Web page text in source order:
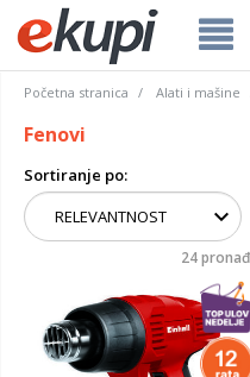
Početna stranica Alati i mašine
Fenovi
Sortiranje po:
24